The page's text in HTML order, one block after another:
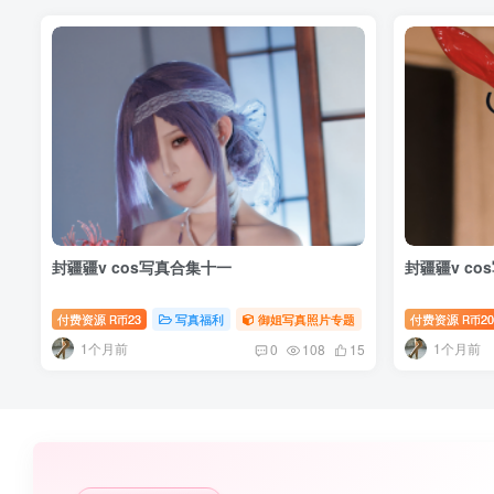
封疆疆v cos写真合集十一
付费资源 R币23 写真福利 御姐写真照片专题
1个月前 0 108 15
封疆疆v
付费资源 R币20
1个月前